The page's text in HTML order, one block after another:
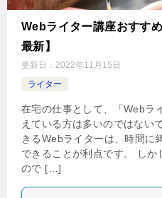
Webライター講座おすす
最新】
更新日： 2022年11月15日
ライター
在宅の仕事として、「Webラ
えている方は多いのではない
きるWebライターは、時間に
できることが利点です。 しか
ので […]